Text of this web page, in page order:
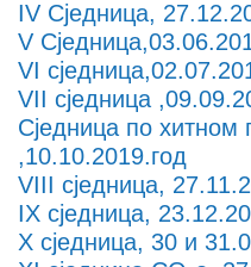
IV Сједница,
V
VI
VII сједница
Сједница по хитном
,10.10.2019.год
VIII сједница,
IX сједница,
X сједница, 30 и